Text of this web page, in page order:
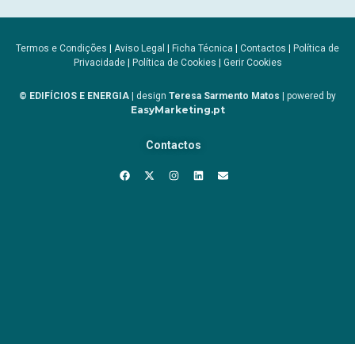
Termos e Condições | Aviso Legal | Ficha Técnica | Contactos | Política de
Privacidade| Política de Cookies | Gerir Cookies
© EDIFÍCIOS E ENERGIA | design Teresa Sarmento Matos | powered by
EasyMarketing.pt
Contactos